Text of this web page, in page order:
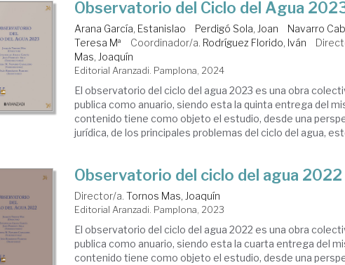
Observatorio del Ciclo del Agua
Arana García, Estanislao Perdigó Sola, Joan
Navarro
Teresa Mª
Coordinador/a. Rodríguez Florido, Iván
Mas, Joaquín
Editorial Aranzadi. Pamplona, 2024
El observatorio del ciclo del agua 2023 es una obra
publica como anuario, siendo esta la quinta entrega del
contenido tiene como objeto el estudio, desde una
jurídica, de los principales problemas del ciclo del agua,
Observatorio del ciclo del agua 2022
Director/a.Tornos Mas, Joaquín
Editorial Aranzadi. Pamplona, 2023
El observatorio del ciclo del agua 2022 es una obra
publica como anuario, siendo esta la cuarta entrega del
contenido tiene como objeto el estudio, desde una